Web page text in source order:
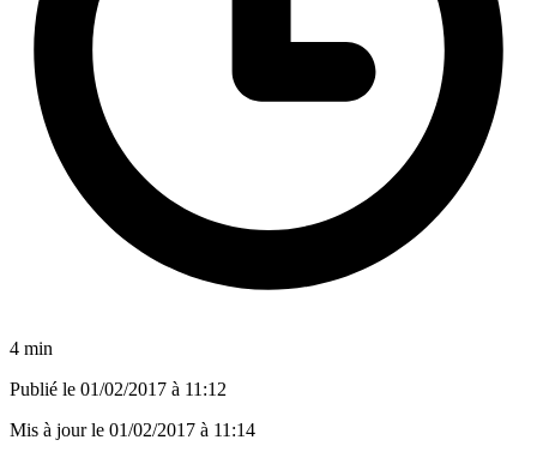
4 min
Publié le 01/02/2017 à 11:12
Mis à jour le 01/02/2017 à 11:14